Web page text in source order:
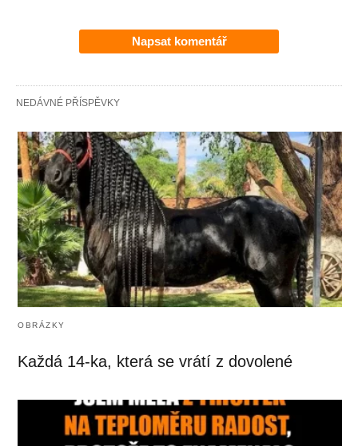
Napsat komentář
NEDÁVNÉ PŘÍSPĚVKY
OBRÁZKY
Každá 14-ka, která se vrátí z dovolené